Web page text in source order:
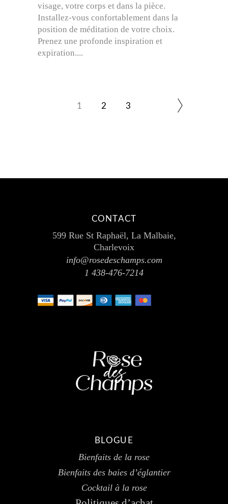
visage, votre corps et dans la pièce.
Installez-vous confortablement dans la
position de méditation de votre choix.
Prenez une profonde inspiration et
expiration.
1 2 3
CONTACT
599 Rue St Raphaël, La Malbaie,
Charlevoix
info@rosedeschamps.com
1 438-476-7214
BLOGUE
Bienfaits de la rose
Bienfaits des baies d’églantier
Cocktail à la rose